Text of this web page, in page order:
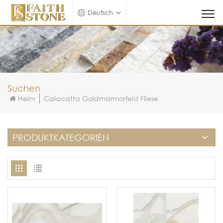
Deutsch
Suchen
Heim Calacatta Goldmarmorfeld Fliese
PRODUKTKATEGORIEN